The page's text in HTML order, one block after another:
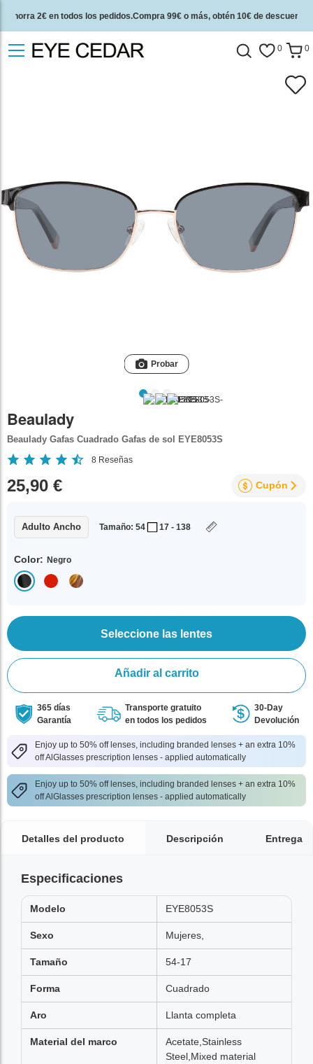
Ahorra 2€ en todos los pedidos.Compra 99€ o más, obtén 10€ de descuento.
2 años de garantía de calidad y 30 días de garantía de devolución del dinero.
0 0
Probar
Beaulady
Beaulady Gafas Cuadrado Gafas de sol EYE8053S
8 Reseñas
25,90 € Cupón
Adulto Ancho Tamaño: 54 17 - 138
Color: Negro
Seleccione las lentes
Añadir al carrito
365 días
Garantía
Transporte gratuito
en todos los pedidos
30-Day
Devolución
Enjoy up to 50% off lenses, including branded lenses + an extra 10%
off AlGlasses prescription lenses - applied automatically
Enjoy up to 50% off lenses, including branded lenses + an extra 10%
off AlGlasses prescription lenses - applied automatically
Detalles del producto Descripción Entrega
Especificaciones
Modelo EYE8053S
Sexo Mujeres,
Tamaño 54-17
Forma Cuadrado
Aro Llanta completa
Material del marco
Acetate,Stainless
Steel,Mixed material